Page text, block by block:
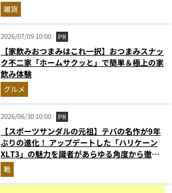
雑貨
2026/07/09 10:00 PR
【家飲みおつまみはこれ一択】おつまみスナッ
ク不二家「ホームサクッと」で簡単＆極上の家
飲み体験
グルメ
2026/06/30 10:00 PR
【スポーツサンダルの元祖】テバの名作が9年
ぶりの進化！ アップデートした「ハリケーン
XLT3」の魅力を識者があらゆる角度から徹底
解説！
靴